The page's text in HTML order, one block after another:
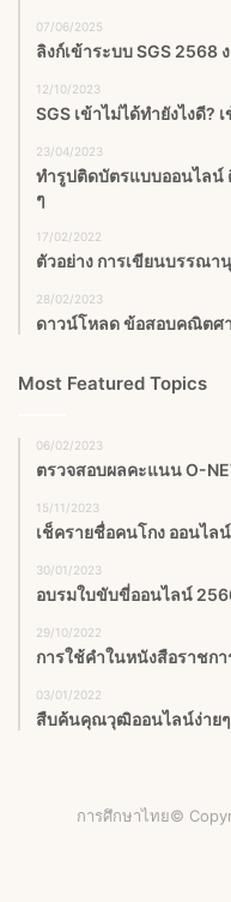
07/06/2025
ลิงก์เข้าระบบ SGS 2568
12/10/2023
SGS เข้าไม่ได้ทำยังไงดี?
23/04/2023
ทำรูปติดบัตรแบบออนไลน์
ๆ
17/02/2022
ตัวอย่าง การเขียนบรรณา
28/02/2023
ดาวน์โหลด ข้อสอบคณิตศ
Most Featured Topics
06/02/2023
ตรวจสอบผลคะแนน O-
15/11/2023
เช็ครายชื่อคนโกง ออนไล
30/01/2023
อบรมใบขับขี่ออนไลน์
29/10/2022
การใช้คำในหนังสือราชก
03/01/2022
สืบค้นคุณวุฒิออนไลน์ง่ายๆ
การศึกษาไทย©